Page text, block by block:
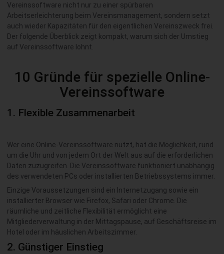
Vereinssoftware nicht nur zu einer spürbaren
Arbeitserleichterung beim Vereinsmanagement, sondern setzt
auch wieder Kapazitäten für den eigentlichen Vereinszweck frei.
Der folgende Überblick zeigt kompakt, warum sich der Umstieg
auf Vereinssoftware lohnt.
10 Gründe für spezielle Online-
Vereinssoftware
1. Flexible Zusammenarbeit
Wer eine Online-Vereinssoftware nutzt, hat die Möglichkeit, rund
um die Uhr und von jedem Ort der Welt aus auf die erforderlichen
Daten zuzugreifen. Die Vereinssoftware funktioniert unabhängig
des verwendeten PCs oder installierten Betriebssystems immer.
Einzige Voraussetzungen sind ein Internetzugang sowie ein
installierter Browser wie Firefox, Safari oder Chrome. Die
räumliche und zeitliche Flexibilität ermöglicht eine
Mitgliederverwaltung in der Mittagspause, auf Geschäftsreise im
Hotel oder im häuslichen Arbeitszimmer.
2. Günstiger Einstieg